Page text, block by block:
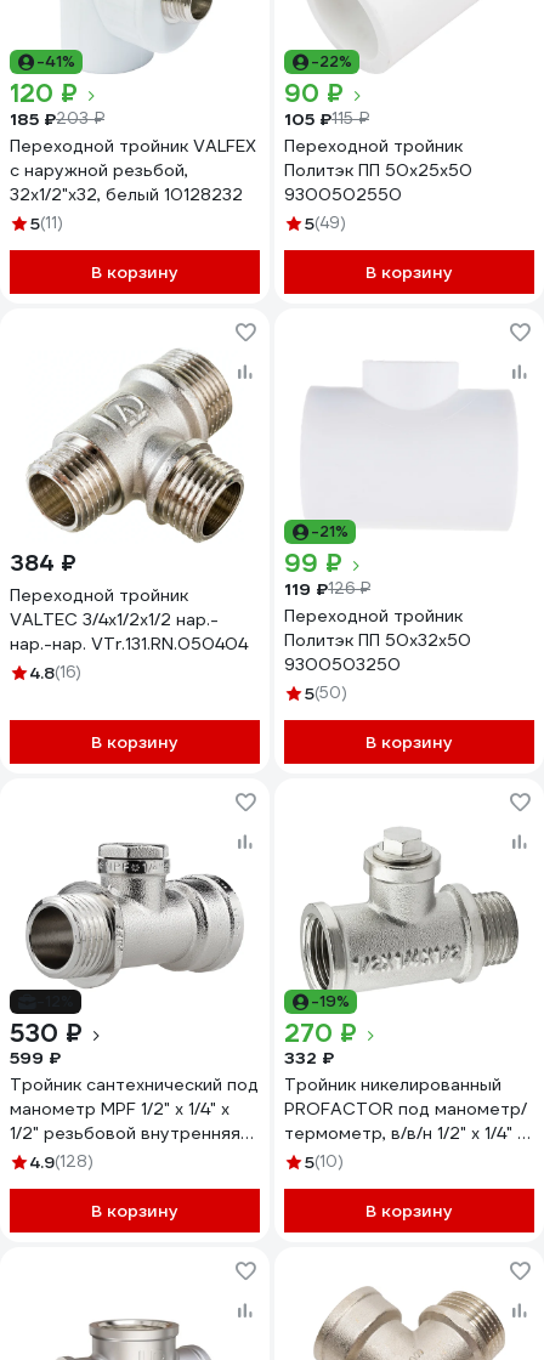
-41%
120 ₽
185 ₽203 ₽
Переходной тройник VALFEX
с наружной резьбой,
32x1/2"х32, белый 10128232
5(11)
В корзину
-22%
90 ₽
105 ₽115 ₽
Переходной тройник
Политэк ПП 50х25х50
9300502550
5(49)
В корзину
384 ₽
Переходной тройник
VALTEC 3/4х1/2х1/2 нар.-
нар.-нар. VTr.131.RN.050404
4.8(16)
В корзину
-21%
99 ₽
119 ₽126 ₽
Переходной тройник
Политэк ПП 50х32х50
9300503250
5(50)
В корзину
530 ₽
599 ₽
Тройник сантехнический под
манометр MPF 1/2" х 1/4" х
1/2" резьбовой внутренняя-
внутренняя-наружная
4.9(128)
В корзину
-19%
270 ₽
332 ₽
Тройник никелированный
PROFACTOR под манометр/
термометр, в/в/н 1/2" х 1/4" х
1/2" PF TF 169
5(10)
В корзину